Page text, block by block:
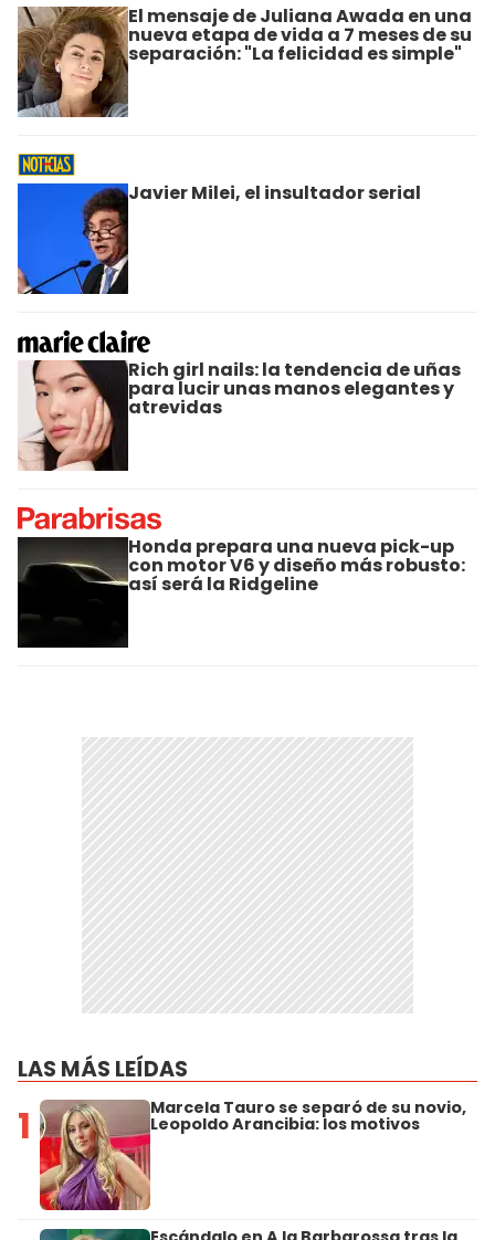
El mensaje de Juliana Awada en una
nueva etapa de vida a 7 meses de su
separación: "La felicidad es simple"
Javier Milei, el insultador serial
Rich girl nails: la tendencia de uñas
para lucir unas manos elegantes y
atrevidas
Honda prepara una nueva pick-up
con motor V6 y diseño más robusto:
así será la Ridgeline
LAS MÁS LEÍDAS
1 Marcela Tauro se separó de su novio,
Leopoldo Arancibia: los motivos